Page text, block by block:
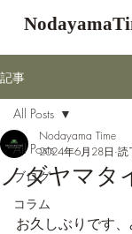
記事
All Posts
ブログ
コラム
All Posts
ノダヤマタ
Nodayama Time
2024年6月28日 読
お久しぶりです